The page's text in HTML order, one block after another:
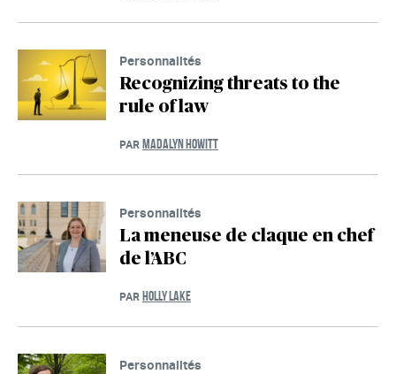
Personnalités
Recognizing threats to the
rule of law
PAR MADALYN HOWITT
Personnalités
La meneuse de claque en chef
de l’ABC
PAR HOLLY LAKE
Personnalités